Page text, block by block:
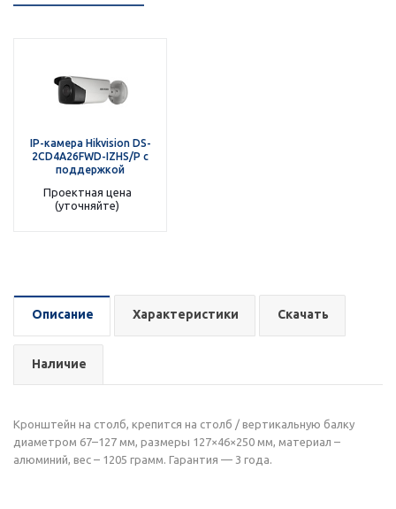
IP-камера Hikvision DS-
2CD4A26FWD-IZHS/P с
поддержкой
Проектная цена
(уточняйте)
Описание Характеристики Скачать
Наличие
Кронштейн на столб, крепится на столб / вертикальную балку
диаметром 67–127 мм, размеры 127×46×250 мм, материал –
алюминий, вес – 1205 грамм. Гарантия — 3 года.